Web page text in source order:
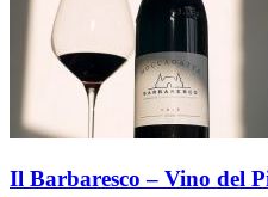
Il Barbaresco – Vino del